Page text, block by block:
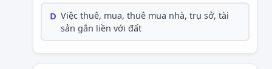
D Việc thuê, mua, thuê mua nhà, trụ sở, tài
sản gắn liền với đất